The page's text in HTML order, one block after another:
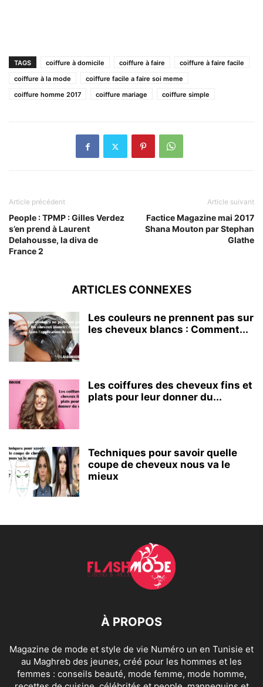
TAGS coiffure à domicile coiffure à faire
coiffure à faire facile
coiffure à la mode
coiffure facile a faire soi meme
coiffure homme 2017
coiffure mariage coiffure simple
Article précédent
People : TPMP : Gilles Verdez
s’en prend à Laurent
Delahousse, la diva de
France 2
Article suivant
Factice Magazine mai 2017
Shana Mouton par Stephan
Glathe
ARTICLES CONNEXES
Les couleurs ne prennent pas sur
les cheveux blancs : Comment...
Les coiffures des cheveux fins et
plats pour leur donner du...
Techniques pour savoir quelle
coupe de cheveux nous va le
mieux
À PROPOS
Magazine de mode et style de vie Numéro un en Tunisie et
au Maghreb des jeunes, créé pour les hommes et les
femmes : conseils beauté, mode femme, mode homme,